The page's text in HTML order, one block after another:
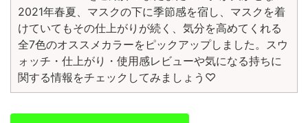
2021年春夏、マスクの下に季節感を宿し、マスクを着
けていてもその仕上がりが続く、気分を高めてくれる
全7色のオススメカラーをピックアップしました。スウ
ォッチ・仕上がり・使用感レビューや気になる持ちに
関する情報をチェックしてみましょう♡